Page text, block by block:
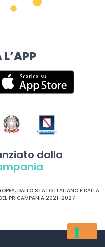
dalla
DALLO STATO ITALIANO E DALLA
PR CAMPANIA 2021-2027